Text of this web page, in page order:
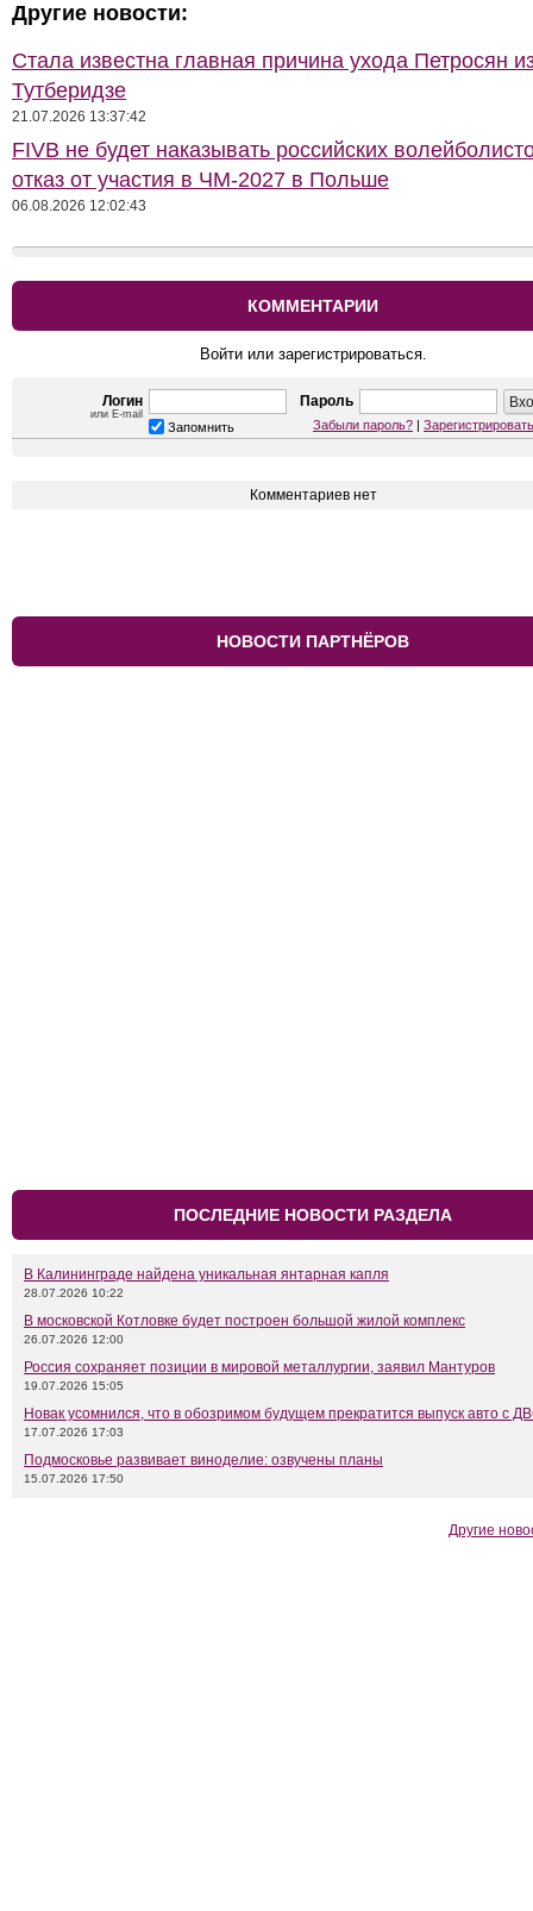
Другие новости:
Стала известна главная причина ухода Петросян
Тутберидзе
21.07.2026 13:37:42
FIVB не будет наказывать российских
отказ от участия в ЧМ-2027 в Польше
06.08.2026 12:02:43
КОММЕНТАРИИ
Войти или зарегистрироваться.
Логин
или E-mail
Пароль
Запомнить Забыли пароль? |
Комментариев нет
НОВОСТИ ПАРТНЁРОВ
ПОСЛЕДНИЕ НОВОСТИ РАЗДЕЛА
В Калининграде найдена уникальная янтарная капля
28.07.2026 10:22
В московской Котловке будет построен большой жилой комплекс
26.07.2026 12:00
Россия сохраняет позиции в мировой металлургии, заявил Мантуров
19.07.2026 15:05
Новак усомнился, что в обозримом будущем прекратится выпуск авто с
17.07.2026 17:03
Подмосковье развивает виноделие: озвучены планы
15.07.2026 17:50
Другие